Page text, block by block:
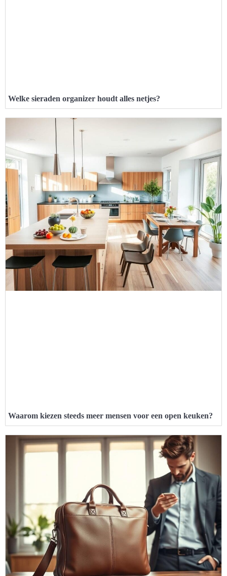
Welke sieraden organizer houdt alles netjes?
Waarom kiezen steeds meer mensen voor een open keuken?